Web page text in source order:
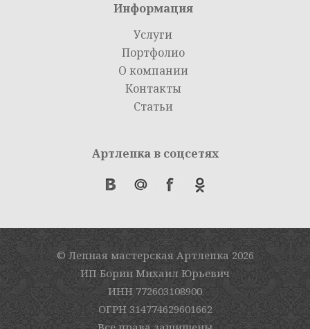
Информация
Услуги
Портфолио
О компании
Контакты
Статьи
Артлепка в соцсетях
© Лепная мастерская Артлепка 2026
ИП Борин Михаил Юрьевич
ИНН 772603108900
ОГРН 314774629601662